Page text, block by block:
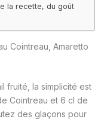
la recette, du goût
Cointreau, Amaretto
fruité, la simplicité est
Cointreau et 6 cl de
des glaçons pour